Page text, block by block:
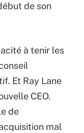
de son
à tenir les
Et Ray Lane
CEO.
de
mal